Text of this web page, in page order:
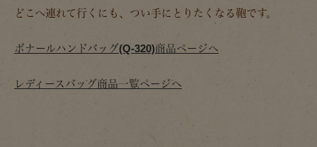
どこへ連れて行くにも、つい手にとりたくなる鞄です。
ボナールハンドバッグ(Q-320)商品ページへ
レディースバッグ商品一覧ページへ